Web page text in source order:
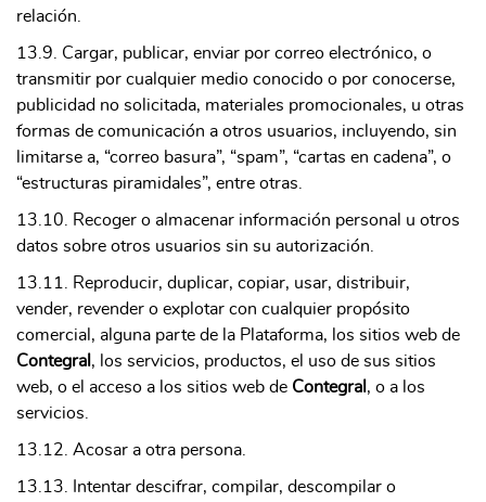
relación.
13.9. Cargar, publicar, enviar por correo electrónico, o
transmitir por cualquier medio conocido o por conocerse,
publicidad no solicitada, materiales promocionales, u otras
formas de comunicación a otros usuarios, incluyendo, sin
limitarse a, “correo basura”, “spam”, “cartas en cadena”, o
“estructuras piramidales”, entre otras.
13.10. Recoger o almacenar información personal u otros
datos sobre otros usuarios sin su autorización.
13.11. Reproducir, duplicar, copiar, usar, distribuir,
vender, revender o explotar con cualquier propósito
comercial, alguna parte de la Plataforma, los sitios web de
Contegral , los servicios, productos, el uso de sus sitios
web, o el acceso a los sitios web de Contegral , o a los
servicios.
13.12. Acosar a otra persona.
13.13. Intentar descifrar, compilar, descompilar o